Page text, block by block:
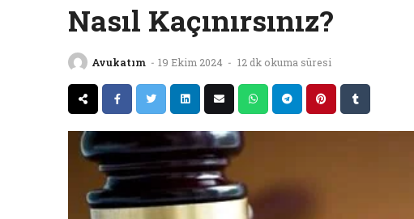
Nasıl Kaçınırsınız?
Avukatım - 19 Ekim 2024 - 12 dk okuma süresi